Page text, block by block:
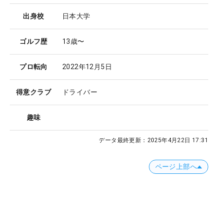
出身校 日本大学
ゴルフ歴 13歳〜
プロ転向 2022年12月5日
得意クラブ ドライバー
趣味
データ最終更新： 2025年4月22日 17:31
ページ上部へ